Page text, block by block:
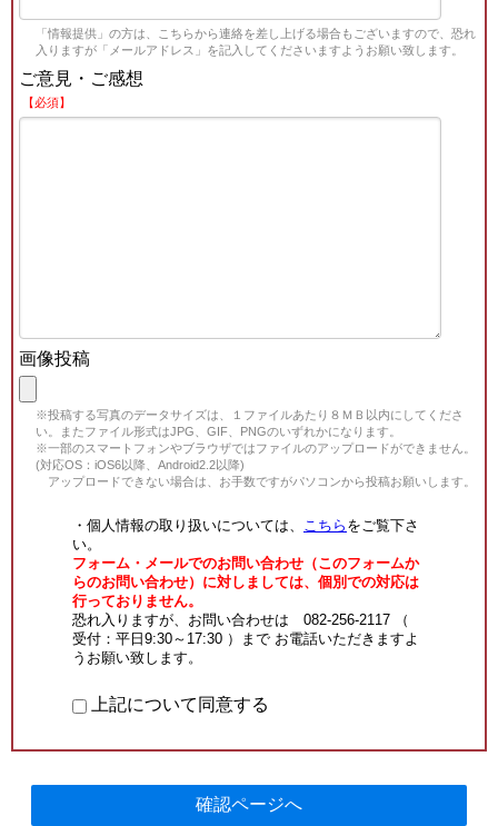
「情報提供」の方は、こちらから連絡を差し上げる場合もございますので、恐れ
入りますが「メールアドレス」を記入してくださいますようお願い致します。
ご意見・ご感想
【必須】
画像投稿
※投稿する写真のデータサイズは、１ファイルあたり８ＭＢ以内にしてくださ
い。またファイル形式はJPG、GIF、PNGのいずれかになります。
※一部のスマートフォンやブラウザではファイルのアップロードができません。
(対応OS：iOS6以降、Android2.2以降)
アップロードできない場合は、お手数ですがパソコンから投稿お願いします。
・個人情報の取り扱いについては、 こちら をご覧下さ
い。
フォーム・メールでのお問い合わせ（このフォームか
らのお問い合わせ）に対しましては、個別での対応は
行っておりません。
恐れ入りますが、お問い合わせは 082-256-2117 （
受付：平日9:30～17:30 ）まで お電話いただきますよ
うお願い致します。
上記について同意する
確認ページへ